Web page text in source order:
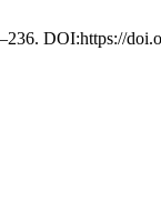
DOI:https://